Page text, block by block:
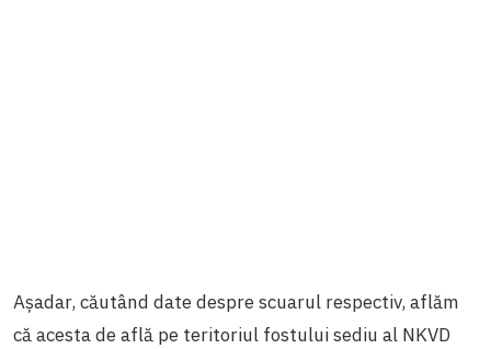
Așadar, căutând date despre scuarul respectiv, aflăm
că acesta de află pe teritoriul fostului sediu al NKVD